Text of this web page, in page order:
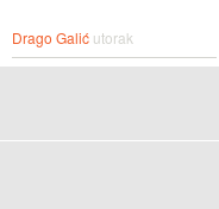
Drago Galić utorak